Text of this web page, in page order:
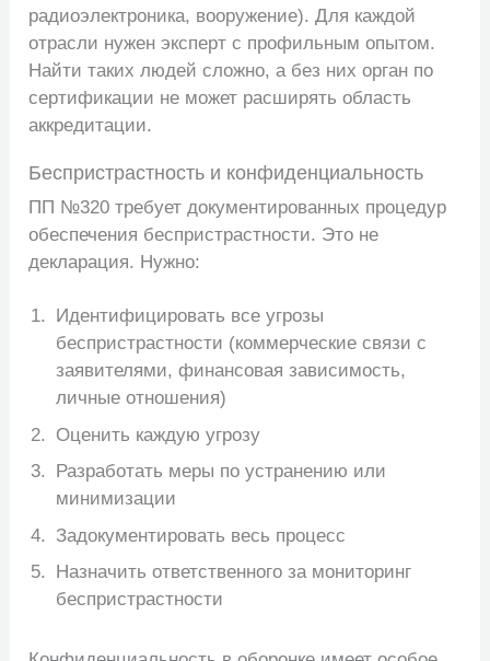
радиоэлектроника, вооружение). Для каждой
отрасли нужен эксперт с профильным опытом.
Найти таких людей сложно, а без них орган по
сертификации не может расширять область
аккредитации.
Беспристрастность и конфиденциальность
ПП №320 требует документированных процедур
обеспечения беспристрастности. Это не
декларация. Нужно:
Идентифицировать все угрозы
беспристрастности (коммерческие связи с
заявителями, финансовая зависимость,
личные отношения)
Оценить каждую угрозу
Разработать меры по устранению или
минимизации
Задокументировать весь процесс
Назначить ответственного за мониторинг
беспристрастности